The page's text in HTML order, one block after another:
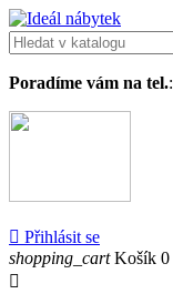
Poradíme vám na tel.:
 Přihlásit se
shopping_cart Košík 0
